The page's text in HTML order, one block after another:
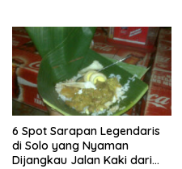
6 Spot Sarapan Legendaris
di Solo yang Nyaman
Dijangkau Jalan Kaki dari